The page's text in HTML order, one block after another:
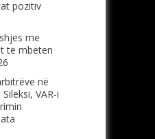
pozitiv
me
të mbeten
në
VAR-i